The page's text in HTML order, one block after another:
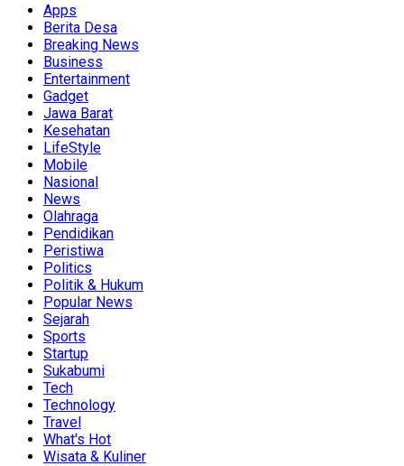
Apps
Berita Desa
Breaking News
Business
Entertainment
Gadget
Jawa Barat
Kesehatan
LifeStyle
Mobile
Nasional
News
Olahraga
Pendidikan
Peristiwa
Politics
Politik & Hukum
Popular News
Sejarah
Sports
Startup
Sukabumi
Tech
Technology
Travel
What's Hot
Wisata & Kuliner